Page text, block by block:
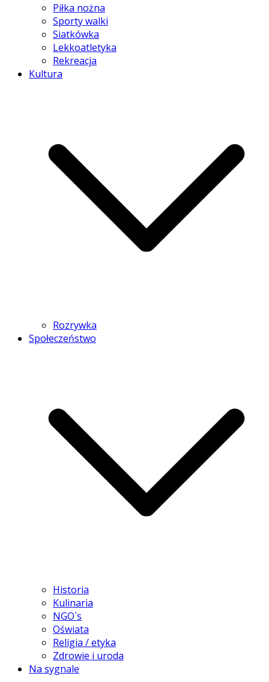
Piłka nożna
Sporty walki
Siatkówka
Lekkoatletyka
Rekreacja
Kultura
Rozrywka
Społeczeństwo
Historia
Kulinaria
NGO`s
Oświata
Religia / etyka
Zdrowie i uroda
Na sygnale